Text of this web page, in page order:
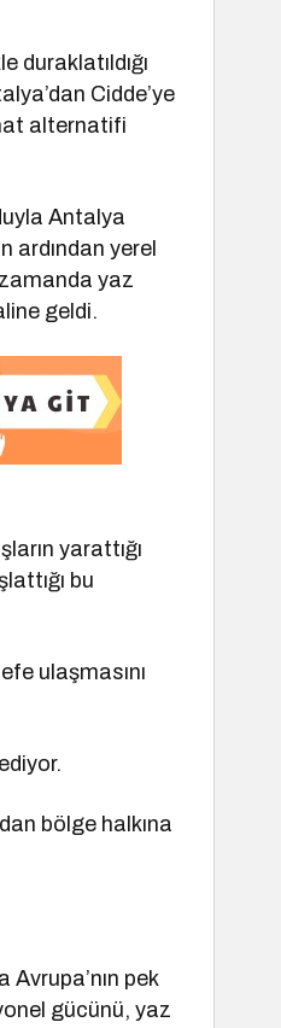
duraklatıldığı
Cidde’ye
alternatifi
Antalya
ardından yerel
zamanda yaz
geldi.
yarattığı
bu
ulaşmasını
bölge halkına
Avrupa’nın pek
gücünü, yaz